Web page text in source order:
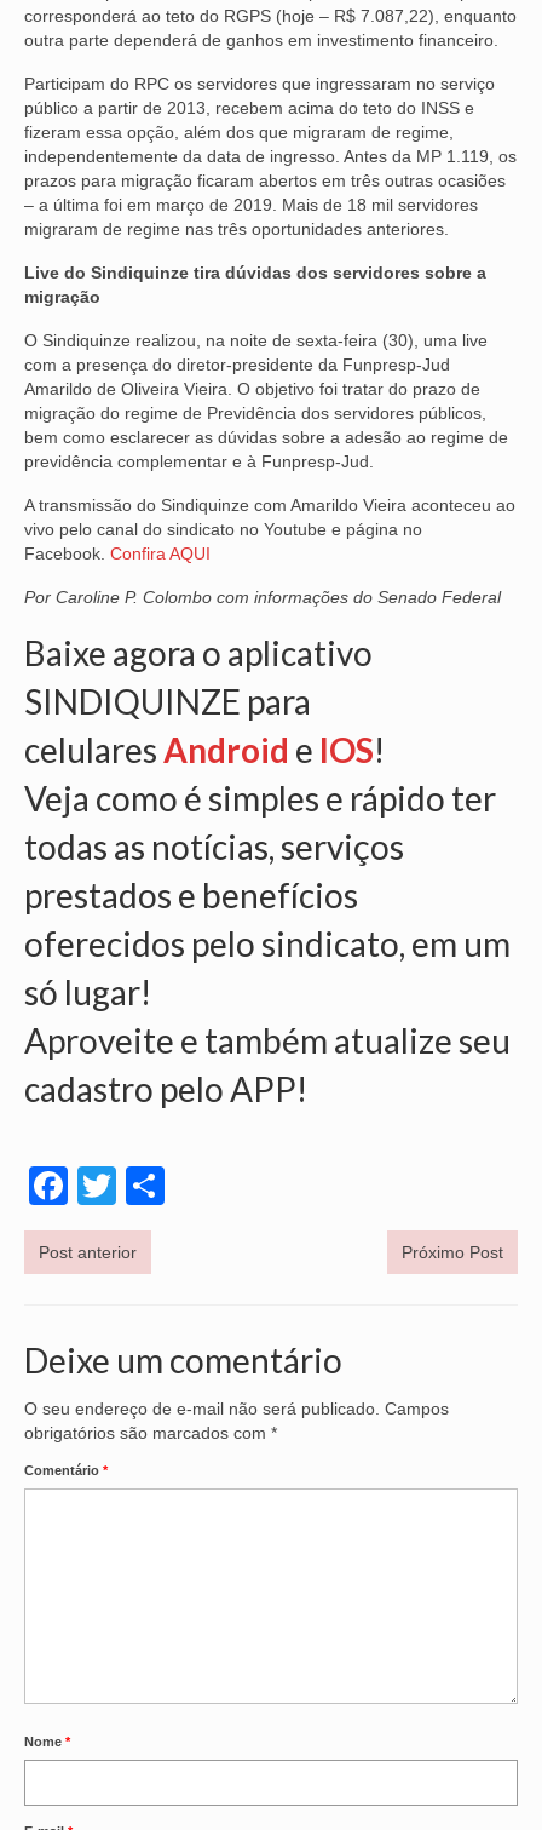
corresponderá ao teto do RGPS (hoje – R$ 7.087,22), enquanto
outra parte dependerá de ganhos em investimento financeiro.
Participam do RPC os servidores que ingressaram no serviço
público a partir de 2013, recebem acima do teto do INSS e
fizeram essa opção, além dos que migraram de regime,
independentemente da data de ingresso. Antes da MP 1.119, os
prazos para migração ficaram abertos em três outras ocasiões
– a última foi em março de 2019. Mais de 18 mil servidores
migraram de regime nas três oportunidades anteriores.
Live do Sindiquinze tira dúvidas dos servidores sobre a
migração
O Sindiquinze realizou, na noite de sexta-feira (30), uma live
com a presença do diretor-presidente da Funpresp-Jud
Amarildo de Oliveira Vieira. O objetivo foi tratar do prazo de
migração do regime de Previdência dos servidores públicos,
bem como esclarecer as dúvidas sobre a adesão ao regime de
previdência complementar e à Funpresp-Jud.
A transmissão do Sindiquinze com Amarildo Vieira aconteceu ao
vivo pelo canal do sindicato no Youtube e página no
Facebook. Confira AQUI
Por Caroline P. Colombo com informações do Senado Federal
Baixe agora o aplicativo
SINDIQUINZE para
celularesAndroid e IOS!
Veja como é simples e rápido ter
todas as notícias, serviços
prestados e benefícios
oferecidos pelo sindicato, em um
só lugar!
Aproveite e também atualize seu
cadastro pelo APP!
Facebook
Twitter
Post anterior Próximo Post
Deixe um comentário
O seu endereço de e-mail não será publicado. Campos
obrigatórios são marcados com *
Comentário *
Nome *